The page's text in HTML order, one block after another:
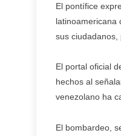
El pontífice
latinoamericana
sus ciudadanos,
El portal oficial
hechos al
venezolano ha
El bombardeo,